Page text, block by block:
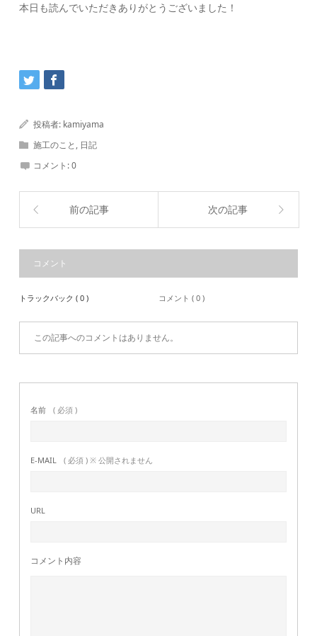
本日も読んでいただきありがとうございました！
投稿者: kamiyama
施工のこと , 日記
コメント:0
前の記事 次の記事
コメント
トラックバック ( 0 ) コメント ( 0 )
この記事へのコメントはありません。
名前 ( 必須 )
E-MAIL ( 必須 ) ※ 公開されません
URL
コメント内容